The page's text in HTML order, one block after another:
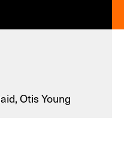
Otis Young